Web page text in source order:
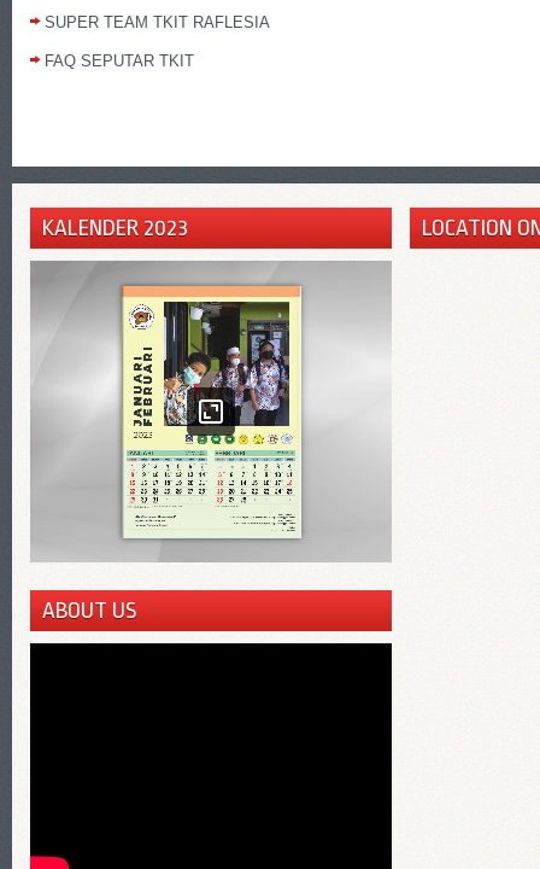
SUPER TEAM TKIT RAFLESIA
FAQ SEPUTAR TKIT
KALENDER 2023
ABOUT US
LOCATION